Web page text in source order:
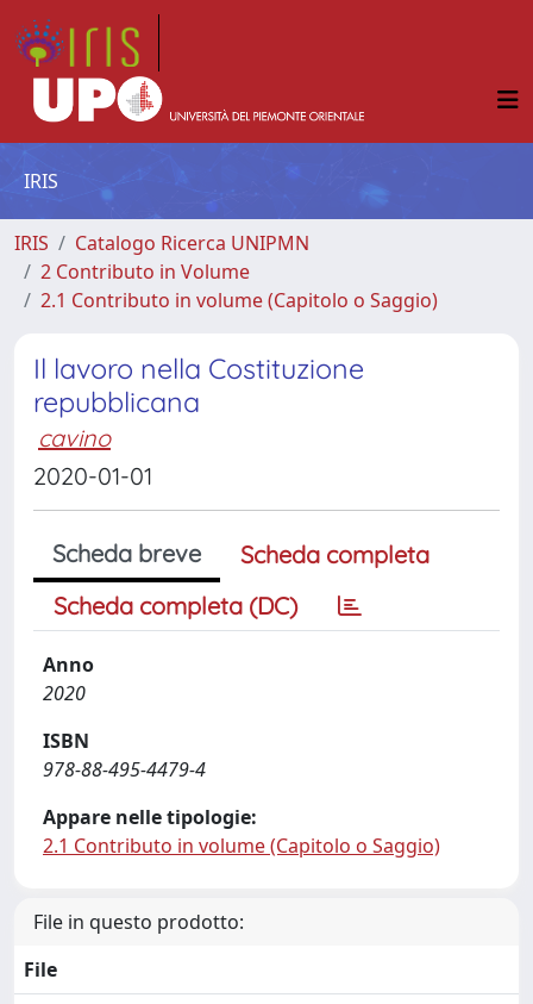
IRIS
IRIS
Catalogo Ricerca UNIPMN
2 Contributo in Volume
2.1 Contributo in volume (Capitolo o Saggio)
Il lavoro nella Costituzione
repubblicana
cavino
2020-01-01
Scheda breve
Scheda completa
Scheda completa (DC)
Anno
2020
ISBN
978-88-495-4479-4
Appare nelle tipologie:
2.1 Contributo in volume (Capitolo o Saggio)
File in questo prodotto:
File